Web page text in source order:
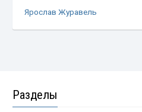
Ярослав Журавель
Разделы